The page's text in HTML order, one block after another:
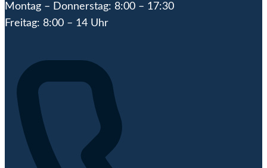
Montag – Donnerstag: 8:00 – 17:30
Freitag: 8:00 – 14 Uhr